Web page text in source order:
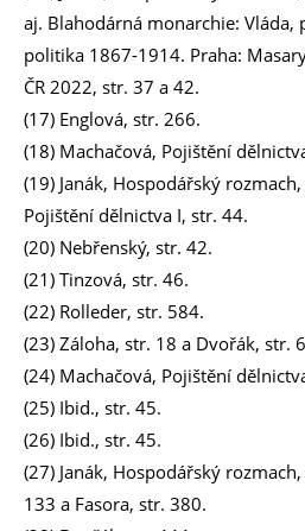
aj. Blahodárná monarchie: Vláda,
politika 1867-1914. Praha:
ČR 2022, str. 37 a 42.
(17) Englová, str. 266.
(18) Machačová, Pojištění
(19) Janák, Hospodářský
Pojištění dělnictva I, str. 44.
(20) Nebřenský, str. 42.
(21) Tinzová, str. 46.
(22) Rolleder, str. 584.
(23) Záloha, str. 18 a Dvořák, str.
(24) Machačová, Pojištění
(25) Ibid., str. 45.
(26) Ibid., str. 45.
(27) Janák, Hospodářský
133 a Fasora, str. 380.